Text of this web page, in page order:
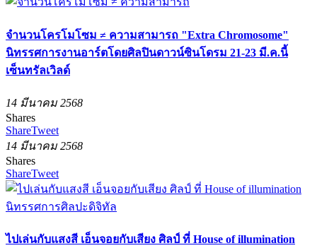
จำนวนโครโมโซม ≠ ความสามารถ "Extra Chromosome"
นิทรรศการงานอาร์ตโดยศิลปินดาวน์ซินโดรม 21-23 มี.ค.นี้
เซ็นทรัลเวิลด์
14 มีนาคม 2568
Shares
ShareTweet
14 มีนาคม 2568
Shares
ShareTweet
ไปเล่นกับแสงสี เอ็นจอยกับเสียง ศิลป์ ที่ House of illumination